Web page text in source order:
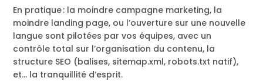
En pratique : la moindre campagne marketing, la
moindre landing page, ou l’ouverture sur une nouvelle
langue sont pilotées par vos équipes, avec un
contrôle total sur l’organisation du contenu, la
structure SEO (balises, sitemap.xml, robots.txt natif),
et… la tranquillité d’esprit.